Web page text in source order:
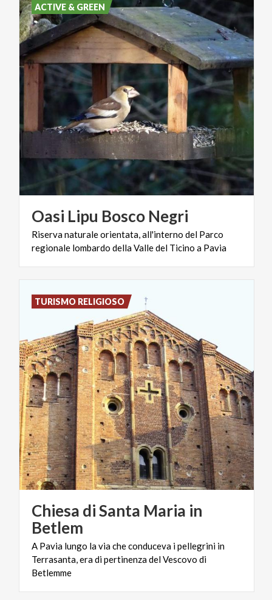
Oasi Lipu Bosco Negri
Riservanaturaleorientata,all'interno del Parco
regionale lombardo dellaValledel Ticino a Pavia
ACTIVE & GREEN
Chiesa di Santa Maria in
Betlem
A Pavia lungo la via che conduceva i pellegrini in
Terrasanta, era di pertinenza del Vescovo di
Betlemme
TURISMO RELIGIOSO